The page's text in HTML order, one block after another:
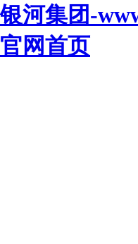
银河集团-
官网首页